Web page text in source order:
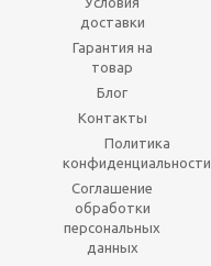
доставки
Гарантия на
товар
Блог
Контакты
Политика
конфиденциальности
Соглашение
обработки
персональных
данных